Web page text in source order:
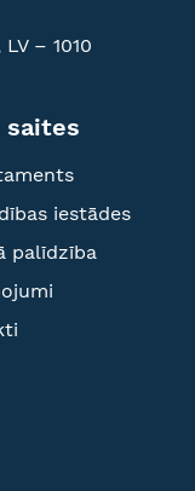
– 1010
saites
iestādes
palīdzība